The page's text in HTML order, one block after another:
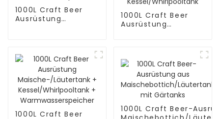
1000L Craft Beer
Ausrüstung
Läuter-/Whirlpooltank
1000L Craft Beer
Ausrüstung
Kessel/Whirlpooltank
1000L Craft Beer
1000L Craft Beer-